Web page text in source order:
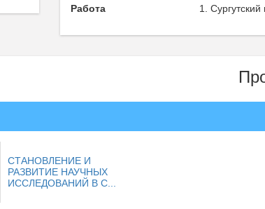
Работа
Сургутский
СТАНОВЛЕНИЕ И
РАЗВИТИЕ НАУЧНЫХ
ИССЛЕДОВАНИЙ В С...